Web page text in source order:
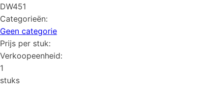
DW451
Categorieën:
Geen categorie
Prijs per stuk:
Verkoopeenheid:
1
stuks